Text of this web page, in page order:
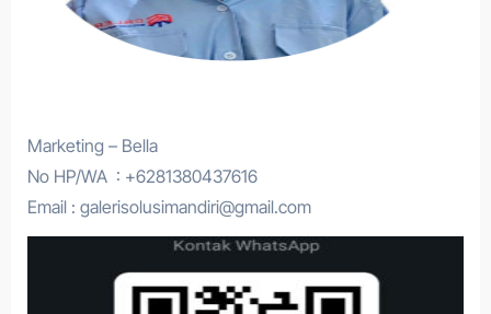
Marketing – Bella
No HP/WA : +6281380437616
Email : galerisolusimandiri@gmail.com